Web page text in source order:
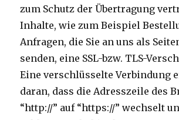
zum Schutz der Übertragung
Inhalte, wie zum Beispiel
Anfragen, die Sie an uns als
senden, eine SSL-bzw. TLS-
Eine verschlüsselte Verbindung
daran, dass die Adresszeile des
“http://” auf “https://” wechselt